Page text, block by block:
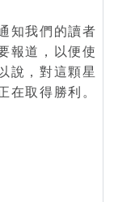
知我們的讀者
報道，以便使
說，對這顆星
在取得勝利。